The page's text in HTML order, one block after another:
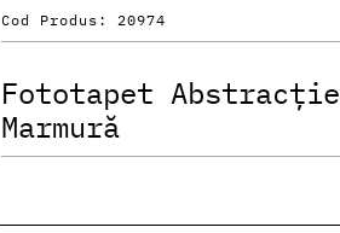
Cod Produs: 20974
Fototapet Abstracție
Marmură